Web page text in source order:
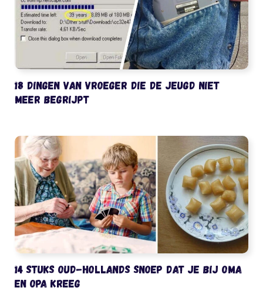
18 dingen van vroeger die de jeugd niet
meer begrijpt
14 stuks oud-Hollands snoep dat je bij oma
en opa kreeg